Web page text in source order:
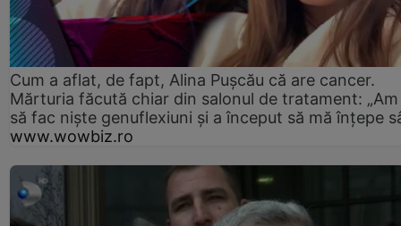
Cum a aflat, de fapt, Alina Pușcău că are cancer.
Mărturia făcută chiar din salonul de tratament:
să fac niște genuflexiuni și a început să mă înțepe
www.wowbiz.ro